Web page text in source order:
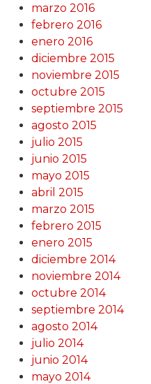
marzo 2016
febrero 2016
enero 2016
diciembre 2015
noviembre 2015
octubre 2015
septiembre 2015
agosto 2015
julio 2015
junio 2015
mayo 2015
abril 2015
marzo 2015
febrero 2015
enero 2015
diciembre 2014
noviembre 2014
octubre 2014
septiembre 2014
agosto 2014
julio 2014
junio 2014
mayo 2014